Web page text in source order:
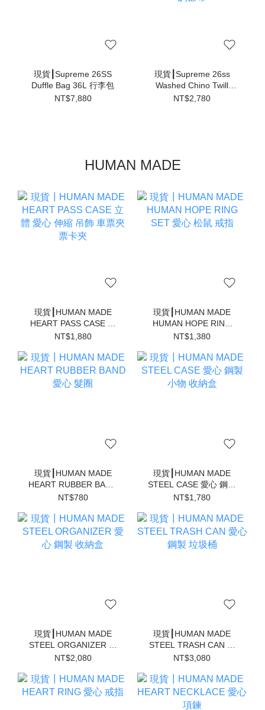
現貨┃Supreme 26SS
Duffle Bag 36L 行李包
NT$7,880
現貨┃Supreme 26ss
Washed Chino Twill
Camp Cap 五分割帽 皮NT$2,780
HUMAN MADE
現貨┃HUMAN MADE
HEART PASS CASE 立
體 愛心 伸縮 吊飾 車票夾
NT$1,880
現貨┃HUMAN MADE
HUMAN HOPE RING
SET 愛心 松鼠 戒指
NT$1,380
現貨┃HUMAN MADE
HEART RUBBER BAND
愛心 髮圈
NT$780
現貨┃HUMAN MADE
STEEL CASE 愛心 鋼製
小物 收納盒
NT$1,780
現貨┃HUMAN MADE
STEEL ORGANIZER 愛
心 鋼製 收納盒
NT$2,080
現貨┃HUMAN MADE
STEEL TRASH CAN 愛
心 鋼製 垃圾桶
NT$3,080